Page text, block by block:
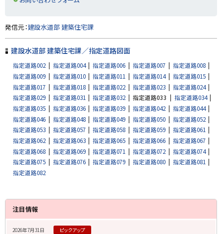
ト
ッ
プ
発信元：建設水道部 建築住宅課
建設水道部 建築住宅課／指定道路図面
指定道路002 指定道路004 指定道路006 指定道路007
指定道路008
指定道路009
指定道路010 指定道路011 指定道路014
指定道路015
指定道路017
指定道路018 指定道路022 指定道路023
指定道路024
指定道路029
指定道路031 指定道路032 指定道路033
指定道路034
指定道路035
指定道路036 指定道路039 指定道路042
指定道路044
指定道路046
指定道路048 指定道路049 指定道路050
指定道路052
指定道路053
指定道路057 指定道路058 指定道路059
指定道路061
指定道路062
指定道路063 指定道路065 指定道路066
指定道路067
指定道路068
指定道路069 指定道路071 指定道路072
指定道路074
指定道路075
指定道路076 指定道路079 指定道路080
指定道路081
指定道路082
サ
イ
注目情報
2026年7月31日 ピックアップ